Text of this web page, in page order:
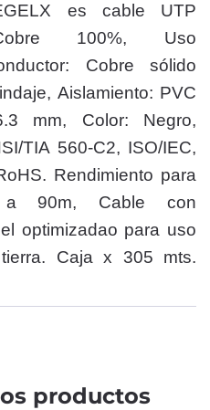
es cable UTP
100%, Uso
Cobre sólido
Aislamiento: PVC
mm, Color: Negro,
TIA 560-C2, ISO/IEC,
Rendimiento para
a 90m, Cable con
optimizadao para uso
Caja x 305 mts.
productos